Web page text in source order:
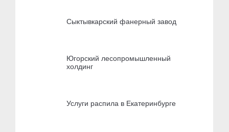
Сыктывкарский фанерный завод
Югорский лесопромышленный
холдинг
Услуги распила в Екатеринбурге